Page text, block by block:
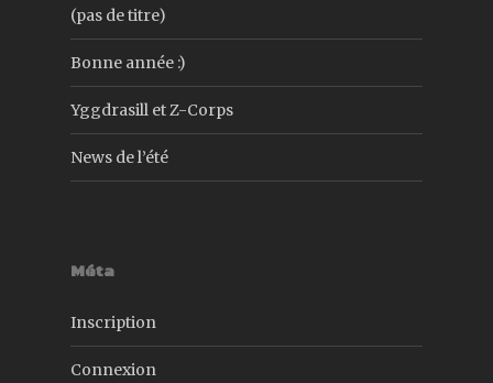
(pas de titre)
Bonne année :)
Yggdrasill et Z-Corps
News de l’été
Méta
Inscription
Connexion